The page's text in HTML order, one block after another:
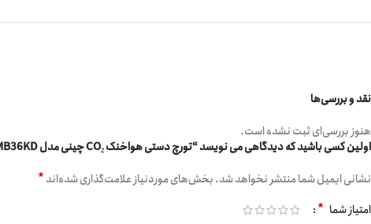
نقد و بررسی‌ها
هنوز بررسی‌ای ثبت نشده است.
اولین کسی باشید که دیدگاهی می نویسد “تورچ دستی هواخنک CO₂ چینی مدل MB36KD – سایز 4 متری”
نشانی ایمیل شما منتشر نخواهد شد.بخش‌های موردنیاز علامت‌گذاری شده‌اند*
امتیاز شما *